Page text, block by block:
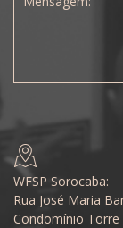
WFSP Sorocaba:
Rua José Maria
Condomínio Torre